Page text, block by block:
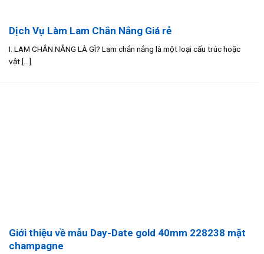
Dịch Vụ Làm Lam Chắn Nắng Giá rẻ
I. LAM CHẮN NẮNG LÀ GÌ? Lam chắn nắng là một loại cấu trúc hoặc
vật [...]
Giới thiệu về mẫu Day-Date gold 40mm 228238 mặt
champagne